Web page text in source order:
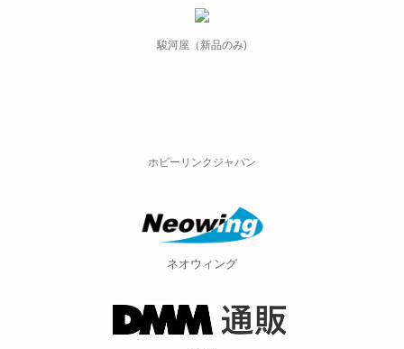
駿河屋（新品のみ)
ホビーリンクジャパン
ネオウィング